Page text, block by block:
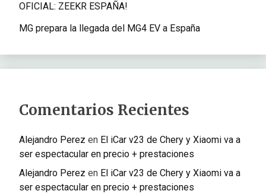
OFICIAL: ZEEKR ESPAÑA!
MG prepara la llegada del MG4 EV a España
Comentarios Recientes
Alejandro Perez en El iCar v23 de Chery y Xiaomi va a
ser espectacular en precio + prestaciones
Alejandro Perez en El iCar v23 de Chery y Xiaomi va a
ser espectacular en precio + prestaciones